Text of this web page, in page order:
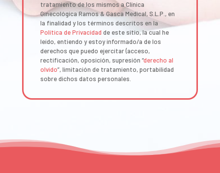
tratamiento de los mismos a Clínica
Ginecológica Ramos & Gasca Medical, S.L.P., en
la finalidad y los términos descritos en la
Política de Privacidad de este sitio, la cual he
leído, entiendo y estoy informado/a de los
derechos que puedo ejercitar (acceso,
rectificación, oposición, supresión “derecho al
olvido”, limitación de tratamiento, portabilidad
sobre dichos datos personales.